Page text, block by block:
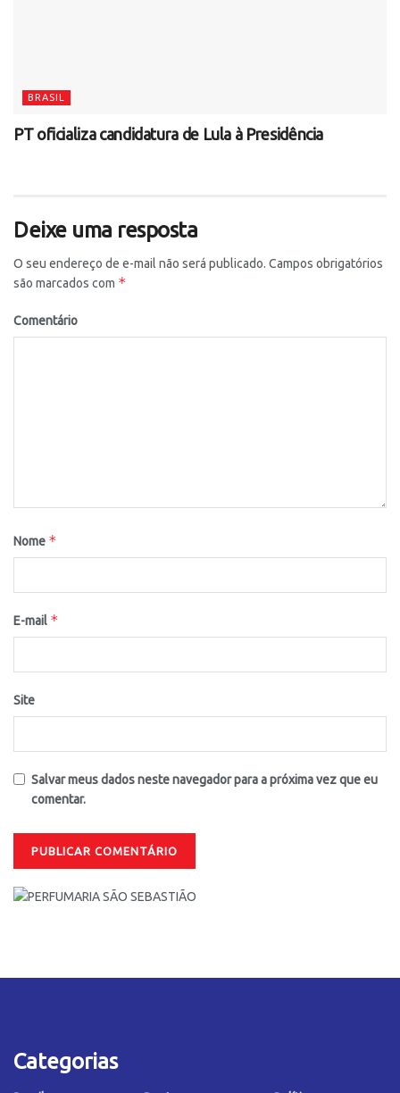
BRASIL
PT oficializa candidatura de Lula à Presidência
Deixe uma resposta
O seu endereço de e-mail não será publicado. Campos obrigatórios
são marcados com *
Comentário
Nome *
E-mail *
Site
Salvar meus dados neste navegador para a próxima vez que eu
comentar.
Categorias